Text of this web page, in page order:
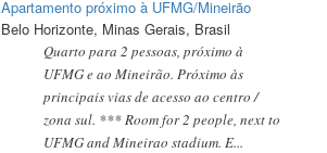
Apartamento próximo à UFMG/Mineirão
Belo Horizonte, Minas Gerais, Brasil
Quarto para 2 pessoas, próximo à
UFMG e ao Mineirão. Próximo às
principais vias de acesso ao centro /
zona sul. *** Room for 2 people, next to
UFMG and Mineirao stadium. E...